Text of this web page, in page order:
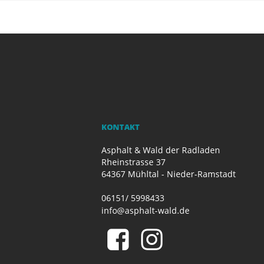
KONTAKT
Asphalt & Wald der Radladen
Rheinstrasse 37
64367 Mühltal - Nieder-Ramstadt
06151/ 5998433
info@asphalt-wald.de